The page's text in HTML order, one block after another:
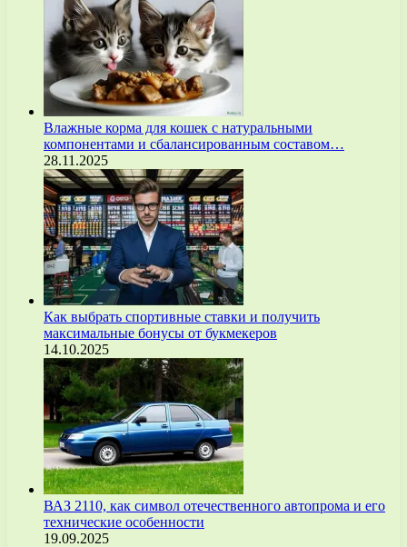
Влажные корма для кошек с натуральными
компонентами и сбалансированным составом…
28.11.2025
Как выбрать спортивные ставки и получить
максимальные бонусы от букмекеров
14.10.2025
ВАЗ 2110, как символ отечественного автопрома и его
технические особенности
19.09.2025